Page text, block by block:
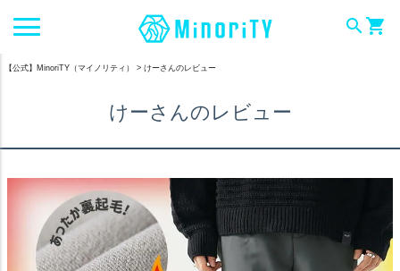
searchshopping_cart
【公式】MinoriTY（マイノリティ） けーさんのレビュー
けーさんのレビュー